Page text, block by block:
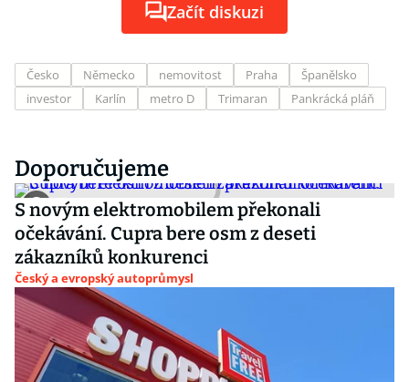
Začít diskuzi
Česko Německo nemovitost Praha
Španělsko
investor
Karlín metro D Trimaran Pankrácká pláň
Doporučujeme
S novým elektromobilem překonali
očekávání. Cupra bere osm z deseti
zákazníků konkurenci
Český a evropský autoprůmysl